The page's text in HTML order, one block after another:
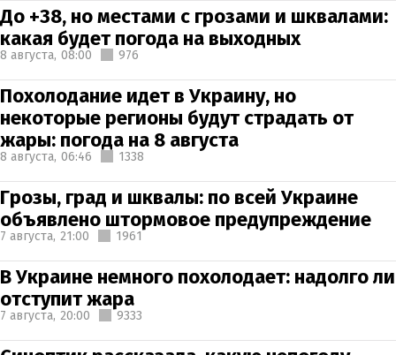
До +38, но местами с грозами и шквалами:
какая будет погода на выходных
8 августа, 08:00 976
Похолодание идет в Украину, но
некоторые регионы будут страдать от
жары: погода на 8 августа
8 августа, 06:46 1338
Грозы, град и шквалы: по всей Украине
объявлено штормовое предупреждение
7 августа, 21:00 1961
В Украине немного похолодает: надолго ли
отступит жара
7 августа, 20:00 9333